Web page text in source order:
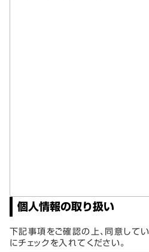
個人情報の取り扱い
下記事項をご確認の上、同意して
にチェックを入れてください。